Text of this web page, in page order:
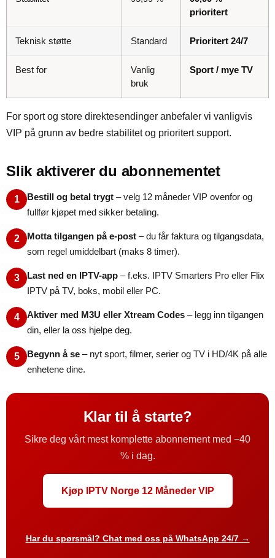
prioritert
Teknisk støtte Standard Prioritert 24/7
Best for
Vanlig
bruk
Sport / mye TV
For sport og store direktesendinger anbefaler vi vanligvis
VIP på grunn av bedre stabilitet og prioritert support.
Slik aktiverer du abonnementet
1 Bestill og betal trygt – velg 12 måneder VIP ovenfor og
fullfør kjøpet med sikker betaling.
2 Motta tilgangen på e-post – du får faktura og tilgangsdata,
som regel umiddelbart (maks 8 timer).
3 Last ned en IPTV-app – f.eks. IPTV Smarters Pro eller Flix
IPTV på TV, boks, mobil eller PC.
4 Aktiver med M3U eller Xtream Codes – legg inn tilgangen
din, eller la oss hjelpe deg.
5 Begynn å se – nyt sport, filmer, serier og TV i HD/4K på alle
enhetene dine.
Klar til å starte?
Sikre deg vårt mest komplette abonnement med −40
% i dag.
Kjøp IPTV Norge 12 Måneder VIP
Har du spørsmål? Chat med oss på WhatsApp 24/7 →